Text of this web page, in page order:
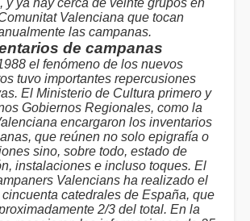
y ya hay cerca de veinte grupos en
Valenciana que tocan
las campanas.
de campanas
el fenómeno de los nuevos
tuvo importantes repercusiones
El Ministerio de Cultura primero y
Gobiernos Regionales, como la
encargaron los inventarios
que reúnen no solo epigrafía o
sino, sobre todo, estado de
instalaciones e incluso toques. El
Valencians ha realizado el
catedrales de España, que
2/3 del total. En la